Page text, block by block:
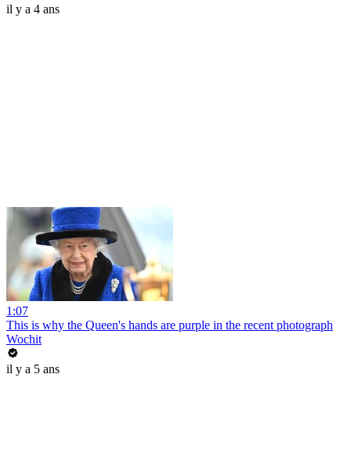
il y a 4 ans
1:07
This is why the Queen's hands are purple in the recent photograph
Wochit
il y a 5 ans